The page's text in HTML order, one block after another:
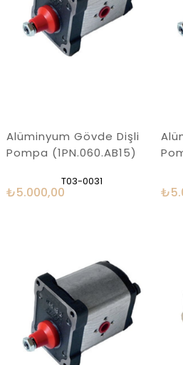
Alüminyum Gövde Dişli
Pompa (1PN.060.AB15)
T03-0031
₺5.000,00